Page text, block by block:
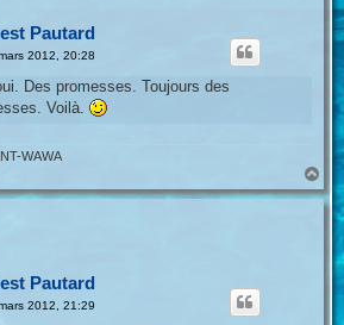
Pautard
2012, 20:28
Des promesses. Toujours des
Voilà.
WAWA
a
u
Pautard
2012, 21:29